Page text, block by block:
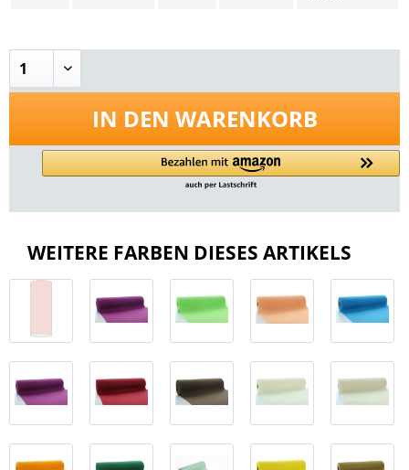
IN DEN WARENKORB
WEITERE FARBEN DIESES ARTIKELS